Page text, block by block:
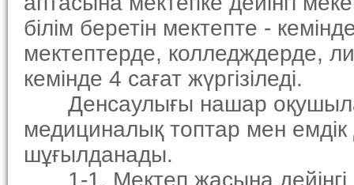
бiлiм беретiн мектепте -
мектептерде, колледждерде,
кемiнде 4 сағат жүргiзiледi.
Денсаулығы нашар
медициналық топтар мен
шұғылданады.
1-1. Мектеп жасына дейiнгi